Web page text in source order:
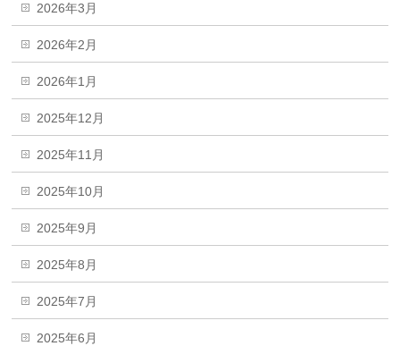
2026年3月
2026年2月
2026年1月
2025年12月
2025年11月
2025年10月
2025年9月
2025年8月
2025年7月
2025年6月